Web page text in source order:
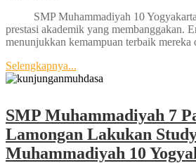
SMP Muhammadiyah 10
prestasi akademik yang membanggakan.
menunjukkan kemampuan terbaik mereka
Selengkapnya...
SMP Muhammadiyah 7
Lamongan Lakukan
Muhammadiyah 10